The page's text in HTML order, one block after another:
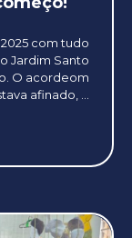
com tudo
Jardim Santo
O acordeom
afinado, ...